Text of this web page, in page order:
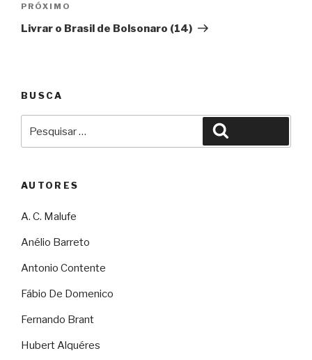
Próximo
PRÓXIMO
Livrar o Brasil de Bolsonaro (14)
BUSCA
por:
AUTORES
A. C. Malufe
Anélio Barreto
Antonio Contente
Fábio De Domenico
Fernando Brant
Hubert Alquéres